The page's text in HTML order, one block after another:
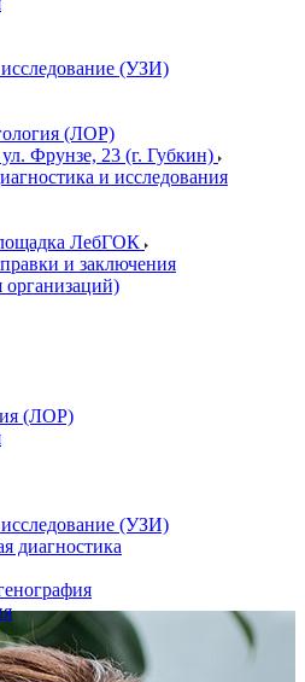
исследование (УЗИ)
(ЛОР)
Фрунзе, 23 (г. Губкин)
и исследования
ЛебГОК
и заключения
(ЛОР)
исследование (УЗИ)
диагностика